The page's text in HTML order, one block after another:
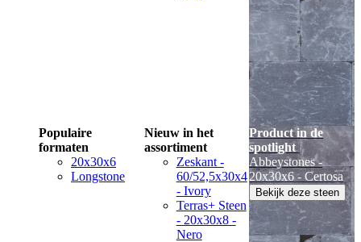
Populaire
formaten
20x30x6
Longstone
Nieuw in het
assortiment
Zeskant -
60/52,5x30x4
- Ivory
Terras+ Steen
- 20x30x8 -
Nero
Product in de
spotlight
Abbeystones -
20x30x6 - Certosa
Bekijk deze steen